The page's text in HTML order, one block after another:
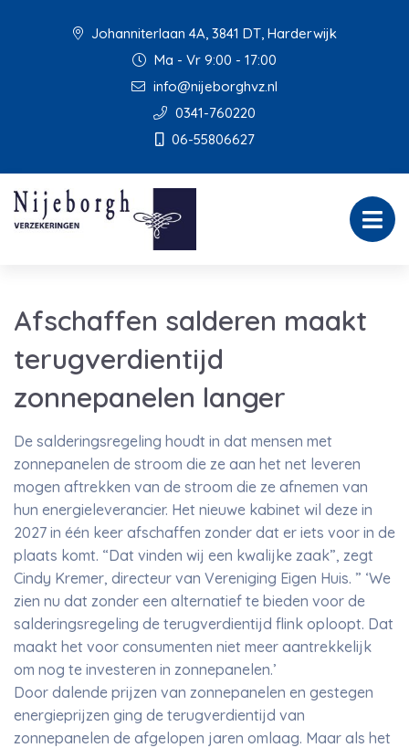
Johanniterlaan 4A, 3841 DT, Harderwijk
Ma - Vr 9:00 - 17:00
info@nijeborghvz.nl
0341-760220
06-55806627
Afschaffen salderen maakt
terugverdientijd
zonnepanelen langer
De salderingsregeling houdt in dat mensen met
zonnepanelen de stroom die ze aan het net leveren
mogen aftrekken van de stroom die ze afnemen van
hun energieleverancier. Het nieuwe kabinet wil deze in
2027 in één keer afschaffen zonder dat er iets voor in de
plaats komt. “Dat vinden wij een kwalijke zaak”, zegt
Cindy Kremer, directeur van Vereniging Eigen Huis. ” ‘We
zien nu dat zonder een alternatief te bieden voor de
salderingsregeling de terugverdientijd flink oploopt. Dat
maakt het voor consumenten niet meer aantrekkelijk
om nog te investeren in zonnepanelen.’
Door dalende prijzen van zonnepanelen en gestegen
energieprijzen ging de terugverdientijd van
zonnepanelen de afgelopen jaren omlaag. Maar als het